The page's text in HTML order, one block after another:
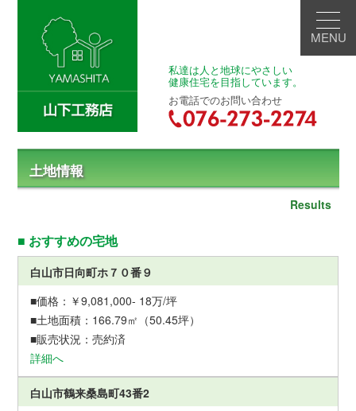
MENU
私達は人と地球にやさしい
健康住宅を目指しています。
お電話でのお問い合わせ
土地情報
Results
■ おすすめの宅地
白山市日向町ホ７０番９
￥9,081,000- 18万/坪
166.79㎡（50.45坪）
売約済
詳細へ
白山市鶴来桑島町43番2